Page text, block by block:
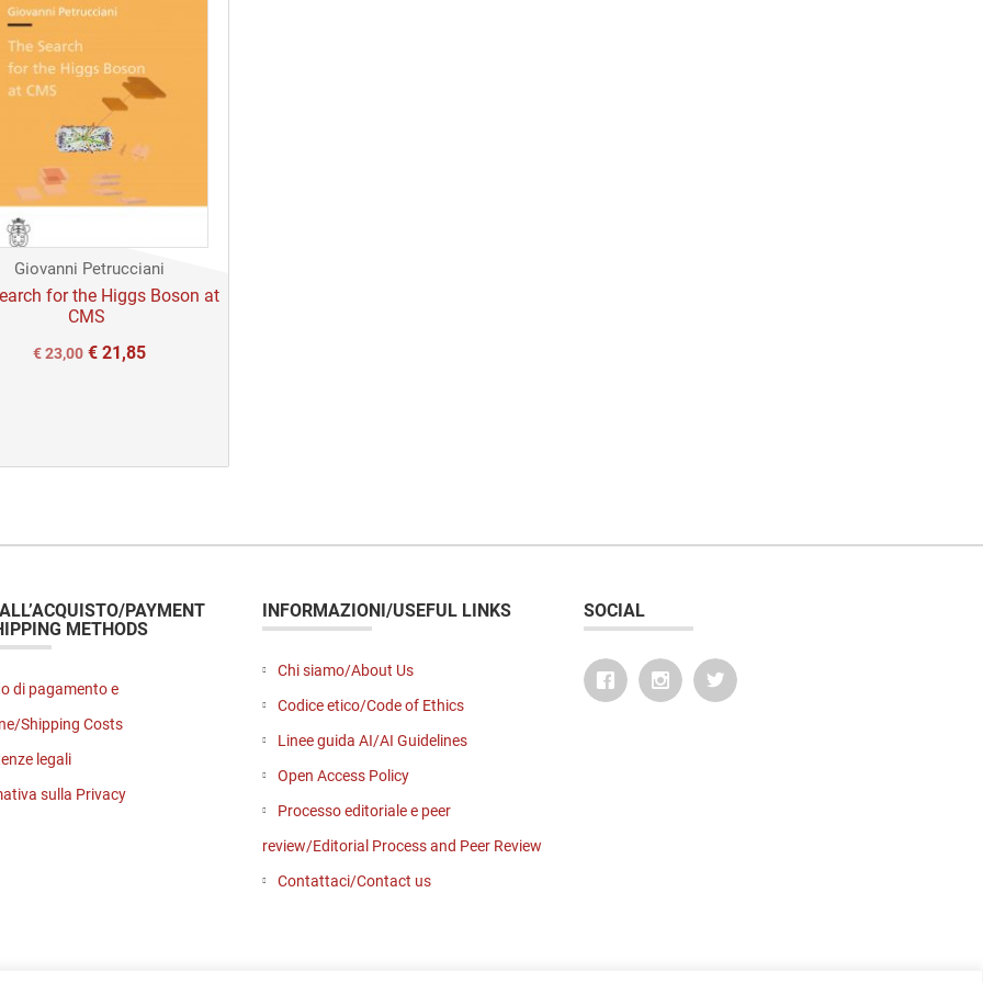
Giovanni Petrucciani
for the Higgs Boson at
CMS
Il
€23,00Il€ 21,85
PAYMENT
METHODS
di pagamento e
Shipping Costs
legali
sulla Privacy
INFORMAZIONI/USEFUL LINKS
Chi siamo/About Us
Codice etico/Code of Ethics
Linee guida AI/AI Guidelines
Open Access Policy
Processo editoriale e peer
review/Editorial Process and Peer Review
Contattaci/Contact us
SOCIAL